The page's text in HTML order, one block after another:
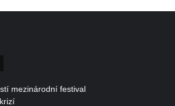
mezinárodní festival